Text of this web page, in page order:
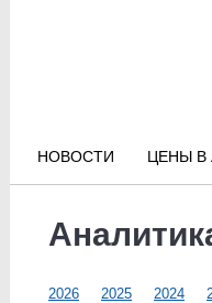
НОВОСТИ ЦЕНЫ В
2026 2025 2024